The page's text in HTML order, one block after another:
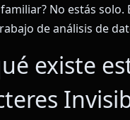
familiar? No estás
de análisis de
existe